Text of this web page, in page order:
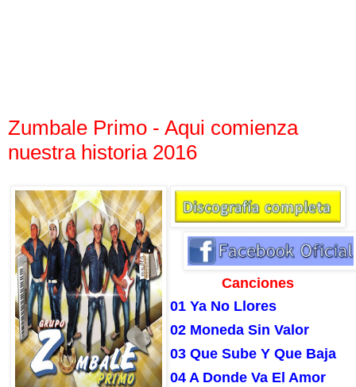
Zumbale Primo - Aqui comienza
nuestra historia 2016
Canciones
01 Ya No Llores
02 Moneda Sin Valor
03 Que Sube Y Que Baja
04 A Donde Va El Amor